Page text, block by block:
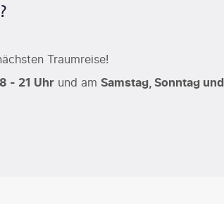
Traumreise!
- 21 Uhr und am Samstag, Sonntag und